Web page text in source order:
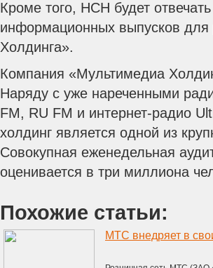
Кроме того, НСН будет
информационных выпусков
Холдинга».
Компания «Мультимедиа
Наряду с уже нареченными
FM, RU FM и интернет-радио
холдинг является одной из
Совокупная еженедельная
оценивается в три миллиона
Похожие статьи: